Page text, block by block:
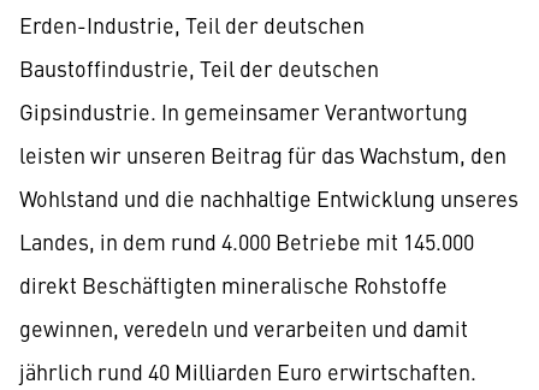
Erden-Industrie, Teil der deutschen
Baustoffindustrie, Teil der deutschen
Gipsindustrie. In gemeinsamer Verantwortung
leisten wir unseren Beitrag für das Wachstum, den
Wohlstand und die nachhaltige Entwicklung unseres
Landes, in dem rund 4.000 Betriebe mit 145.000
direkt Beschäftigten mineralische Rohstoffe
gewinnen, veredeln und verarbeiten und damit
jährlich rund 40 Milliarden Euro erwirtschaften.